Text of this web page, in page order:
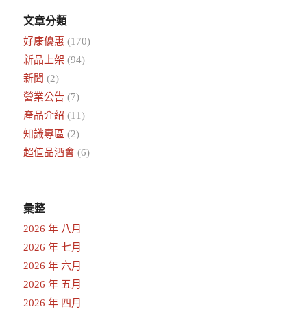
文章分類
好康優惠 (170)
新品上架 (94)
新聞 (2)
營業公告(7)
產品介紹 (11)
知識專區 (2)
超值品酒會(6)
彙整
2026 年 八月
2026 年 七月
2026 年 六月
2026 年 五月
2026 年 四月